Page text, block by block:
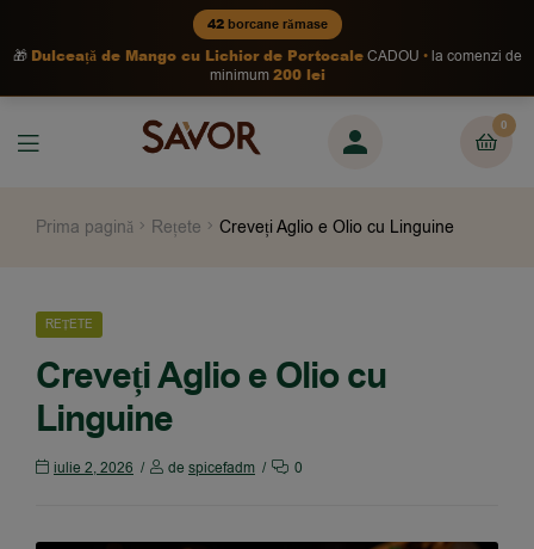
42borcane rămase
🎁 Dulceață de Mango cu Lichior de PortocaleCADOU
la comenzi de
minimum200 lei
0
Prima pagină Rețete Creveți Aglio e Olio cu Linguine
REȚETE
Creveți Aglio e Olio cu
Linguine
iulie 2, 2026 de spicefadm 0